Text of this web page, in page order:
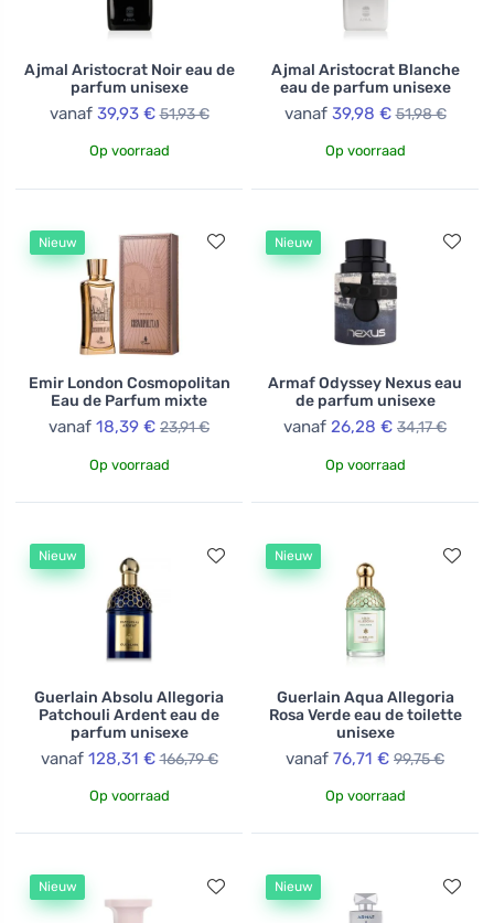
Ajmal Aristocrat Noir eau de
parfum unisexe
vanaf 39,93 € 51,93 €
Op voorraad
Ajmal Aristocrat Blanche
eau de parfum unisexe
vanaf 39,98 € 51,98 €
Op voorraad
Nieuw
Emir London Cosmopolitan
Eau de Parfum mixte
vanaf 18,39 € 23,91 €
Op voorraad
Nieuw
Armaf Odyssey Nexus eau
de parfum unisexe
vanaf 26,28 € 34,17 €
Op voorraad
Nieuw
Guerlain Absolu Allegoria
Patchouli Ardent eau de
parfum unisexe
vanaf 128,31 € 166,79 €
Op voorraad
Nieuw
Guerlain Aqua Allegoria
Rosa Verde eau de toilette
unisexe
vanaf 76,71 € 99,75 €
Op voorraad
Nieuw Nieuw